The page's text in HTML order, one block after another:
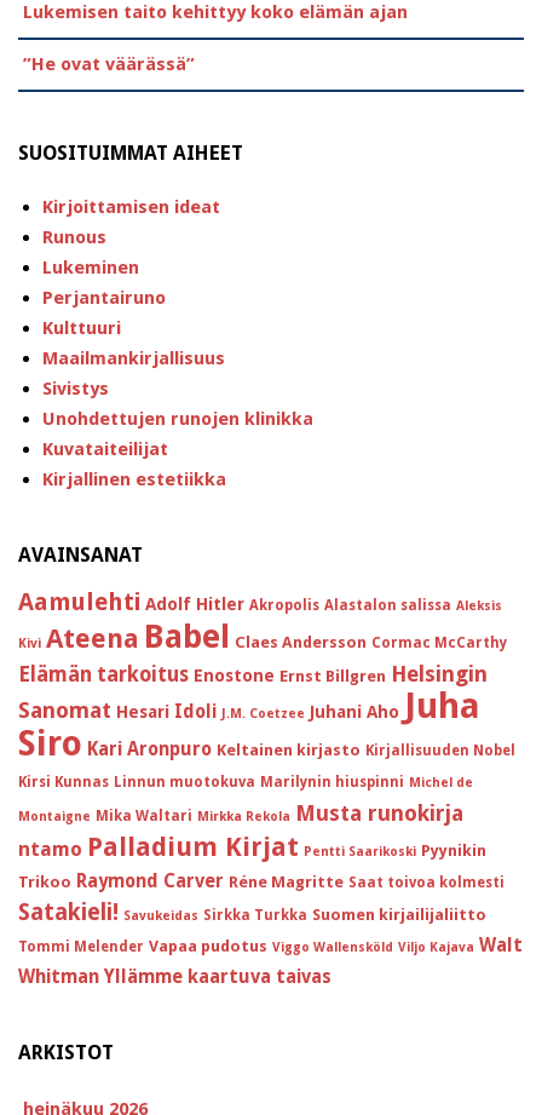
Lukemisen taito kehittyy koko elämän ajan
”He ovat väärässä”
SUOSITUIMMAT AIHEET
Kirjoittamisen ideat
Runous
Lukeminen
Perjantairuno
Kulttuuri
Maailmankirjallisuus
Sivistys
Unohdettujen runojen klinikka
Kuvataiteilijat
Kirjallinen estetiikka
AVAINSANAT
Aamulehti Adolf Hitler Akropolis Alastalon salissa Aleksis
Kivi Ateena Babel Claes Andersson Cormac McCarthy
Elämän tarkoitus Enostone Ernst Billgren Helsingin
Sanomat Hesari Idoli J.M. Coetzee Juhani Aho Juha
Siro Kari Aronpuro Keltainen kirjasto Kirjallisuuden Nobel
Kirsi Kunnas Linnun muotokuva Marilynin hiuspinni Michel de
Montaigne Mika Waltari Mirkka Rekola Musta runokirja
ntamo Palladium Kirjat Pentti Saarikoski Pyynikin
Trikoo Raymond Carver Réne Magritte Saat toivoa kolmesti
Satakieli! Savukeidas Sirkka Turkka Suomen kirjailijaliitto
Tommi Melender Vapaa pudotus Viggo Wallensköld Viljo Kajava Walt
Whitman Yllämme kaartuva taivas
ARKISTOT
heinäkuu 2026